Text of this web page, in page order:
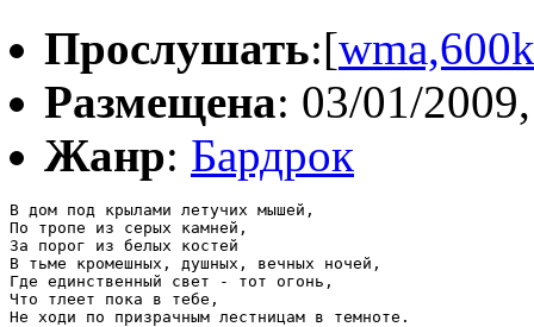
Прослушать:[wma,600k
Размещена: 03/01/
Жанр: Бардрок
В дом под крылами летучих мышей,
По тропе из серых камней,
За порог из белых костей
В тьме кромешных, душных, вечных ночей,
Где единственный свет - тот огонь,
Что тлеет пока в тебе,
Не ходи по призрачным лестницам в темноте.